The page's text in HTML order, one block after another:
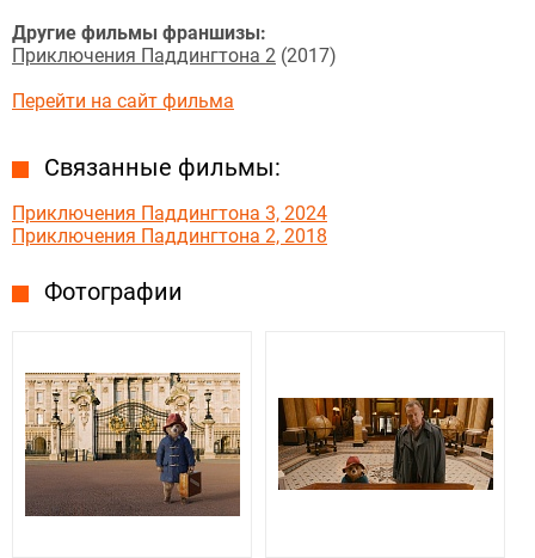
Другие фильмы франшизы:
Приключения Паддингтона 2 (2017)
Перейти на сайт фильма
Связанные фильмы:
Приключения Паддингтона 3, 2024
Приключения Паддингтона 2, 2018
Фотографии